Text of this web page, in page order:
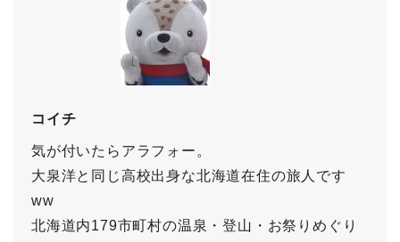
コイチ
気が付いたらアラフォー。
大泉洋と同じ高校出身な北海道在住の旅人です
ww
北海道内179市町村の温泉・登山・お祭りめぐり